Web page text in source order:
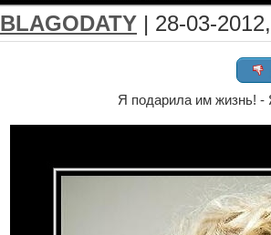
BLAGODATY | 28-03-
Я подарила им жизнь! -